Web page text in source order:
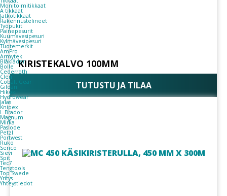
Monitoimitikkaat
A tikkaat
Jatkotikkaat
Rakennustelineet
Työpukit
Painepesurit
Kuumavesipesuri
Kylmävesipesuri
Tuotemerkit
AmPro
Armytek
Blåkläder
Bolle
Cederroth
Clen
Cobalt Gear
Gildan
Hikoki
Hydrowear
Jalas
Knipex
L.Brador
Magnum
Mirka
Paslode
Petzl
Portwest
Ruko
Senco
Sievi
Spit
Tec7
Tengtools
Top Swede
Yritys
Yhteystiedot
KIRISTEKALVO 100MM
TUTUSTU JA TILAA